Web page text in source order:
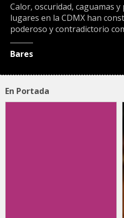
Calor, oscuridad, caguamas
lugares en la CDMX han
poderoso y contradictorio
Bares
En Portada